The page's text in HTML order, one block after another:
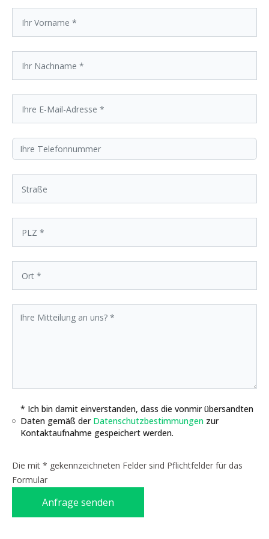
* Ich bin damit einverstanden, dass die vonmir übersandten
Daten gemäß der Datenschutzbestimmungen zur
Kontaktaufnahme gespeichert werden.
Die mit * gekennzeichneten Felder sind Pflichtfelder für das
Formular
Anfrage senden